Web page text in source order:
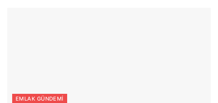
EMLAK GÜNDEMI